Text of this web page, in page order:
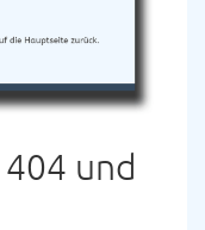
und